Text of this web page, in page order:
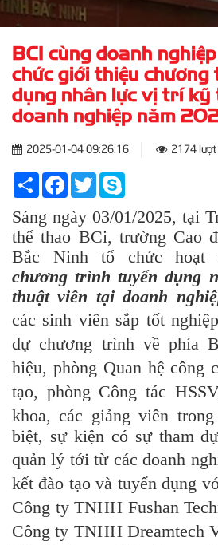
BCI cùng doanh
chức giới thiệu
dụng nhân lực vị trí
doanh nghiệp năm
2025-01-04 09:26:16 2174 lượt
ShareFacebook
Twitter
Sáng ngày 03/01/2025, tại
thể thao BCi, trường Cao
Bắc Ninh tổ chức
chương trình tuyển dụng
thuật viên tại doanh
các sinh viên sắp tốt
dự chương trình về phía
hiệu, phòng Quan hệ công
tạo, phòng Công tác
khoa, các giảng viên
biệt, sự kiện có sự tham
quản lý tới từcác doanh
kết đào tạo và tuyển dụng
Công ty TNHH Fushan
Công ty TNHH Dreamtech